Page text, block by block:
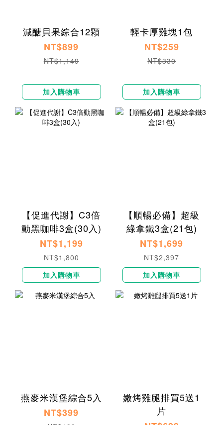
減醣貝果綜合12顆
NT$899
NT$1,149
加入購物車
輕卡厚雞塊1包
NT$259
NT$330
加入購物車
【促進代謝】C3倍
動黑咖啡3盒(30入)
NT$1,199
NT$1,800
加入購物車
【順暢必備】超級
綠拿鐵3盒(21包)
NT$1,699
NT$2,397
加入購物車
燕麥米漢堡綜合5入
NT$399
嫩烤雞腿排買5送1
片